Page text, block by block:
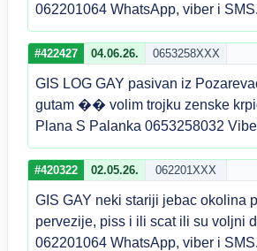
062201064 WhatsApp, viber i
#422427 04.06.26. 0653258XXX
GIS LOG GAY pasivan iz
gutam �� volim trojku zenske
Plana S Palanka 0653258032
#420322 02.05.26. 062201XXX
GIS GAY neki stariji jebac okolina
pervezije, piss i ili scat ili su voljni
062201064 WhatsApp, viber i